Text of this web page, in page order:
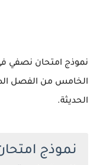
نموذج امتحان نصفي
الخامس من الفصل
الحديثة.
نموذج